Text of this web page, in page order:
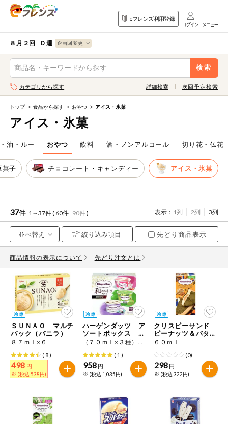
eフレンズ利用登録
ログイン
生協加入はこちら
登録から開始まで
注文番号注文
お気に入り注文
注文履歴注文
WEBカタログ
先着限定から探す
人気カテゴリ
食品から探す
家庭用品から探す
８月２回 Ｄ週
検索
食品
から探す
目的
から探す
果物
野菜
肉・ハム・ソ
ーセージ
魚介・加工品
米・雑穀など
パン・ジャム
豆腐・納豆・
こんにゃく
冷凍食品
ミールキット
など
麺類
レトルト・缶
詰・瓶詰
果物すべて
カテゴリから探す 詳細検索
検索条件を指定してください。全項目に条件を指定しなくて
も検索できます。
キーワード
キーワードをすべて含む
メーカー名
カテゴリ
特価情報
アレルゲン情報
特定原材料と特定原材料に準ずるものが含まれていない商品
を検索できます。
小麦 卵
次回予定検索
トップ 食品から探す おやつ アイス・氷菓
アイス・氷菓
油・ルー おやつ 飲料 酒・ノンアルコール 切り花・仏花
菓子 チョコレート・キャンディー アイス・氷菓
37件 1～37件 ( 60件 90件) 表示： 1列 2列 3列
先どり商品表示
商品情報の表示について 先どり注文とは
ＳＵＮＡＯ マルチ
パック（バニラ）
８７ｍｌ×６
( 8)
498 円
※ (税込 538円)
ハーゲンダッツ ア
ソートボックス 和
のスイーツ
（７０ｍｌ×３種）×２
( 1 )
958 円
※ (税込 1,035円)
クリスピーサンド
ピーナッツ＆バター
キャラメル
６０ｍｌ
(0)
298 円
※ (税込 322円)